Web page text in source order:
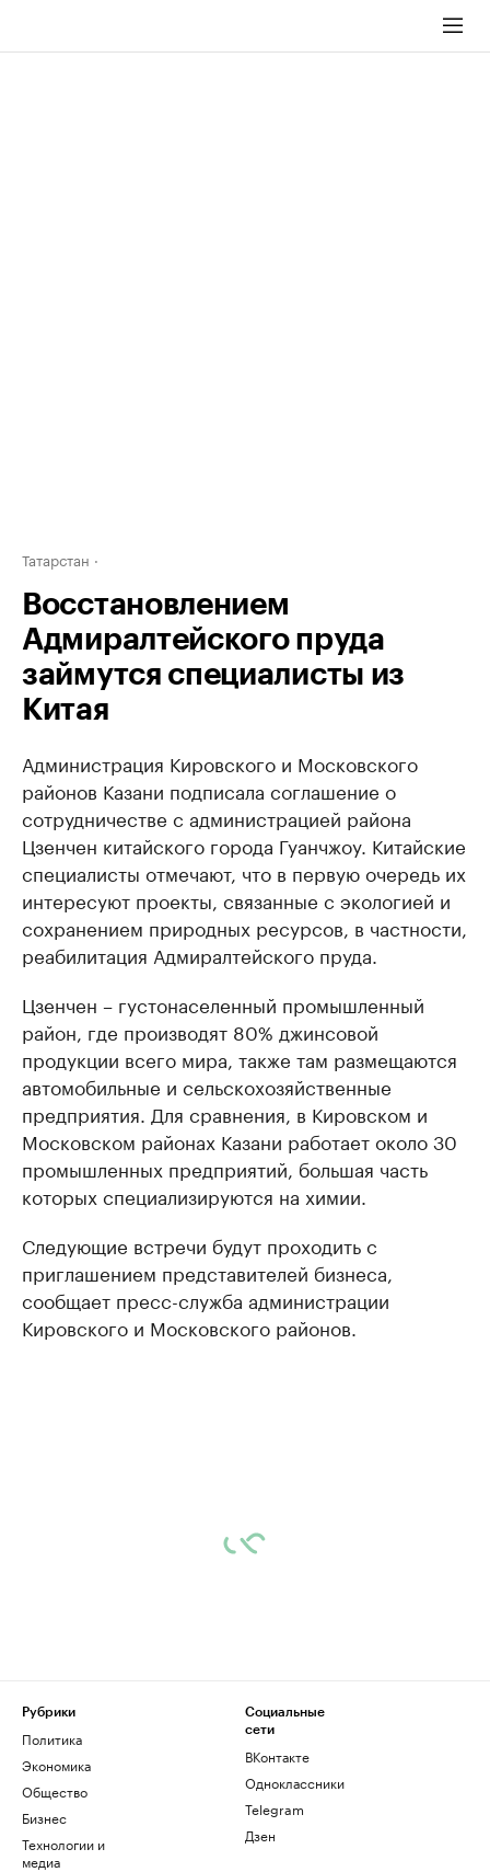
Татарстан
Восстановлением
Адмиралтейского пруда
займутся специалисты из
Китая
Администрация Кировского и Московского
районов Казани подписала соглашение о
сотрудничестве с администрацией района
Цзенчен китайского города Гуанчжоу. Китайские
специалисты отмечают, что в первую очередь их
интересуют проекты, связанные с экологией и
сохранением природных ресурсов, в частности,
реабилитация Адмиралтейского пруда.
Цзенчен – густонаселенный промышленный
район, где производят 80% джинсовой
продукции всего мира, также там размещаются
автомобильные и сельскохозяйственные
предприятия. Для сравнения, в Кировском и
Московском районах Казани работает около 30
промышленных предприятий, большая часть
которых специализируются на химии.
Следующие встречи будут проходить с
приглашением представителей бизнеса,
сообщает пресс-служба администрации
Кировского и Московского районов.
Рубрики
Политика
Экономика
Общество
Бизнес
Технологии и
медиа
Социальные
сети
ВКонтакте
Одноклассники
Telegram
Дзен